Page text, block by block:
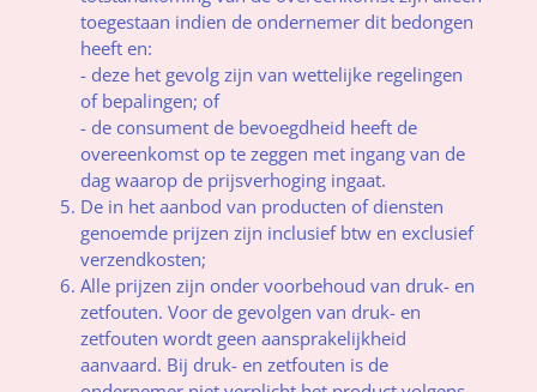
toegestaan indien de ondernemer dit bedongen
heeft en:
- deze het gevolg zijn van wettelijke regelingen
of bepalingen; of
- de consument de bevoegdheid heeft de
overeenkomst op te zeggen met ingang van de
dag waarop de prijsverhoging ingaat.
De in het aanbod van producten of diensten
genoemde prijzen zijn inclusief btw en exclusief
verzendkosten;
Alle prijzen zijn onder voorbehoud van druk- en
zetfouten. Voor de gevolgen van druk- en
zetfouten wordt geen aansprakelijkheid
aanvaard. Bij druk- en zetfouten is de